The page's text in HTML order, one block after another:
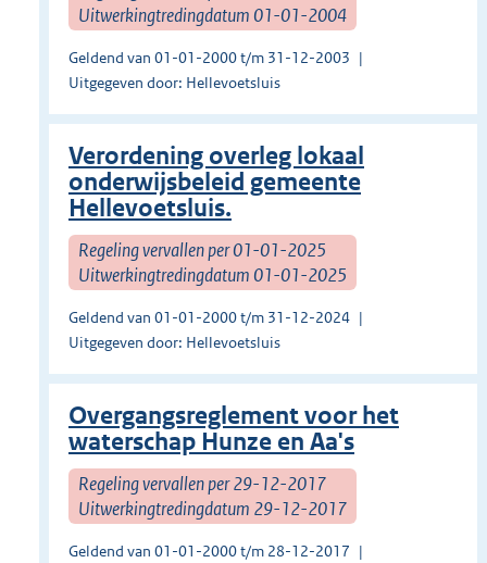
Uitwerkingtredingdatum 01-01-2004
Geldend van 01-01-2000 t/m 31-12-2003
Uitgegeven door: Hellevoetsluis
Verordening overleg lokaal
onderwijsbeleid gemeente
Hellevoetsluis.
Regeling vervallen per 01-01-2025
Uitwerkingtredingdatum 01-01-2025
Geldend van 01-01-2000 t/m 31-12-2024
Uitgegeven door: Hellevoetsluis
Overgangsreglement voor het
waterschap Hunze en Aa's
Regeling vervallen per 29-12-2017
Uitwerkingtredingdatum 29-12-2017
Geldend van 01-01-2000 t/m 28-12-2017